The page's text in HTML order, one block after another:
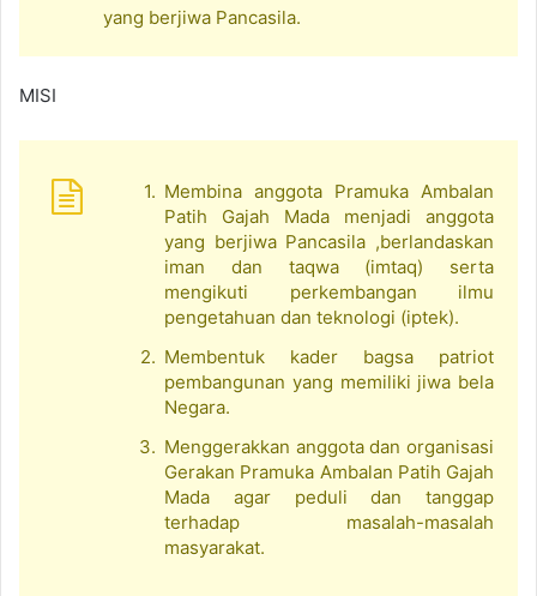
yang berjiwa Pancasila.
MISI
Membina anggota Pramuka Ambalan
Patih Gajah Mada menjadi anggota
yang berjiwa Pancasila ,berlandaskan
iman dan taqwa (imtaq) serta
mengikuti perkembangan ilmu
pengetahuan dan teknologi (iptek).
Membentuk kader bagsa patriot
pembangunan yang memiliki jiwa bela
Negara.
Menggerakkan anggota dan organisasi
Gerakan Pramuka Ambalan Patih Gajah
Mada agar peduli dan tanggap
terhadap masalah-masalah
masyarakat.